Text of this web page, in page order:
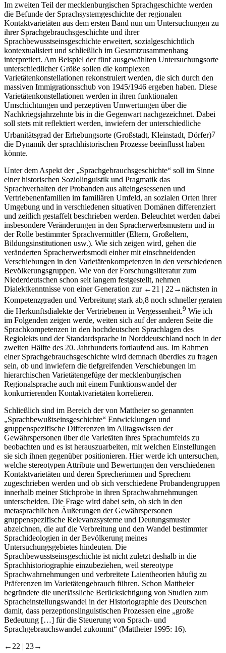
Im zweiten Teil der mecklenburgischen Sprachgeschichte werden
die Befunde der Sprachsystemgeschichte der regionalen
Kontaktvarietäten aus dem ersten Band nun um Untersuchungen zu
ihrer Sprachgebrauchsgeschichte und ihrer
Sprachbewusstseinsgeschichte erweitert, sozialgeschichtlich
kontextualisiert und schließlich im Gesamtzusammenhang
interpretiert. Am Beispiel der fünf ausgewählten Untersuchungsorte
unterschiedlicher Größe sollen die komplexen
Varietätenkonstellationen rekonstruiert werden, die sich durch den
massiven Immigrationsschub von 1945/1946 ergeben haben. Diese
Varietätenkonstellationen werden in ihren funktionalen
Umschichtungen und perzeptiven Umwertungen über die
Nachkriegsjahrzehnte bis in die Gegenwart nachgezeichnet. Dabei
soll stets mit reflektiert werden, inwiefern der unterschiedliche
Urbanitätsgrad der Erhebungsorte (Großstadt, Kleinstadt, Dörfer)7
die Dynamik der sprachhistorischen Prozesse beeinflusst haben
könnte.
Unter dem Aspekt der „Sprachgebrauchsgeschichte“ soll im Sinne
einer historischen Soziolinguistik und Pragmatik das
Sprachverhalten der Probanden aus alteingesessenen und
Vertriebenenfamilien im familiären Umfeld, an sozialen Orten ihrer
Umgebung und in verschiedenen situativen Domänen differenziert
und zeitlich gestaffelt beschrieben werden. Beleuchtet werden dabei
insbesondere Veränderungen in den Spracherwerbsmustern und in
der Rolle bestimmter Sprachvermittler (Eltern, Großeltern,
Bildungsinstitutionen usw.). Wie sich zeigen wird, gehen die
veränderten Spracherwerbsmodi einher mit einschneidenden
Verschiebungen in den Varietätenkompetenzen in den verschiedenen
Bevölkerungsgruppen. Wie von der Forschungsliteratur zum
Niederdeutschen schon seit langem festgestellt, nehmen
Dialektkenntnisse von einer Generation zur ←21 | 22→nächsten in
Kompetenzgraden und Verbreitung stark ab,8 noch schneller geraten
die Herkunftsdialekte der Vertriebenen in Vergessenheit.9 Wie ich
im Folgenden zeigen werde, weiten sich auf der anderen Seite die
Sprachkompetenzen in den hochdeutschen Sprachlagen des
Regiolekts und der Standardsprache in Norddeutschland noch in der
zweiten Hälfte des 20. Jahrhunderts fortlaufend aus. Im Rahmen
einer Sprachgebrauchsgeschichte wird demnach überdies zu fragen
sein, ob und inwiefern die tiefgreifenden Verschiebungen im
hierarchischen Varietätengefüge der mecklenburgischen
Regionalsprache auch mit einem Funktionswandel der
konkurrierenden Kontaktvarietäten korrelieren.
Schließlich sind im Bereich der von Mattheier so genannten
„Sprachbewußtseinsgeschichte“ Entwicklungen und
gruppenspezifische Differenzen im Alltagswissen der
Gewährspersonen über die Varietäten ihres Sprachumfelds zu
beobachten und es ist herauszuarbeiten, mit welchen Einstellungen
sie sich ihnen gegenüber positionieren. Hier werde ich untersuchen,
welche stereotypen Attribute und Bewertungen den verschiedenen
Kontaktvarietäten und deren Sprecherinnen und Sprechern
zugeschrieben werden und ob sich verschiedene Probandengruppen
innerhalb meiner Stichprobe in ihren Sprachwahrnehmungen
unterscheiden. Die Frage wird dabei sein, ob sich in den
metasprachlichen Äußerungen der Gewährspersonen
gruppenspezifische Relevanzsysteme und Deutungsmuster
abzeichnen, die auf die Verbreitung und den Wandel bestimmter
Sprachideologien in der Bevölkerung meines
Untersuchungsgebietes hindeuten. Die
Sprachbewusstseinsgeschichte ist nicht zuletzt deshalb in die
Sprachhistoriographie einzubeziehen, weil stereotype
Sprachwahrnehmungen und verbreitete Laientheorien häufig zu
Präferenzen im Varietätengebrauch führen. Schon Mattheier
begründete die unerlässliche Berücksichtigung von Studien zum
Spracheinstellungswandel in der Historiographie des Deutschen
damit, dass perzeptionslinguistischen Prozessen eine „große
Bedeutung […] für die Steuerung von Sprach- und
Sprachgebrauchswandel zukommt“ (Mattheier 1995: 16).
←22 | 23→